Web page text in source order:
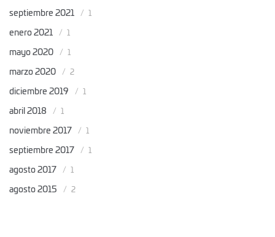
septiembre 2021
enero 2021
mayo 2020
marzo 2020 2
diciembre 2019
abril 2018
noviembre 2017
septiembre 2017
agosto 2017
agosto 2015 2